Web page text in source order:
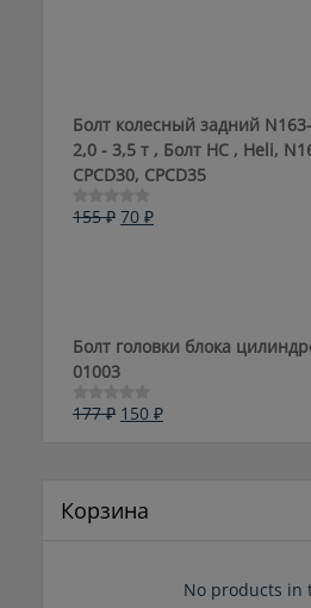
Болт колесный задний
2,0 - 3,5 т , Болт HC , Heli,
CPCD30, CPCD35
Оценка
155₽ Первоначальная
70 ₽Текущая
Болт головки блока
01003
Оценка
177₽ Первоначальная
150 ₽Текущая
Корзина
No products in